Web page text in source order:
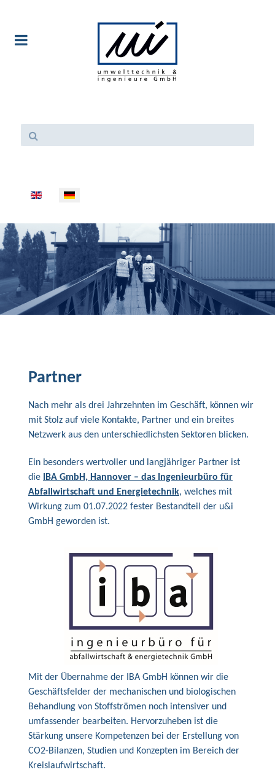
Sprache auswählen
Partner
Nach mehr als drei Jahrzehnten im Geschäft, können wir
mit Stolz auf viele Kontakte, Partner und ein breites
Netzwerk aus den unterschiedlichsten Sektoren blicken.
Ein besonders wertvoller und langjähriger Partner ist
die
IBA GmbH, Hannover – das Ingenieurbüro für
Abfallwirtschaft und Energietechnik, welches mit
Wirkung zum 01.07.2022 fester Bestandteil der u&i
GmbH geworden ist.
Mit der Übernahme der IBA GmbH können wir die
Geschäftsfelder der mechanischen und biologischen
Behandlung von Stoffströmen noch intensiver und
umfassender bearbeiten. Hervorzuheben ist die
Stärkung unsere Kompetenzen bei der Erstellung von
CO2-Bilanzen, Studien und Konzepten im Bereich der
Kreislaufwirtschaft.